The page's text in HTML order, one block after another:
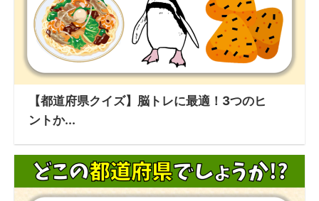
【都道府県クイズ】脳トレに最適！3つのヒ
ントか...